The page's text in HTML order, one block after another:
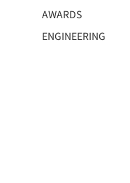
AWARDS
ENGINEERING